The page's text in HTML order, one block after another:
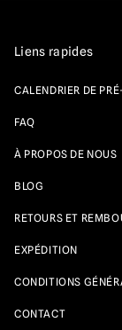
Liens rapides
CALENDRIER DE
FAQ
À PROPOS DE NOUS
BLOG
RETOURS ET
EXPÉDITION
CONDITIONS
CONTACT